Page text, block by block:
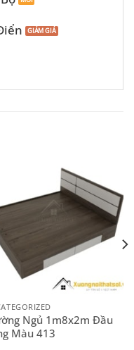
Ngủ 1m8x2m Đầu
Màu 413